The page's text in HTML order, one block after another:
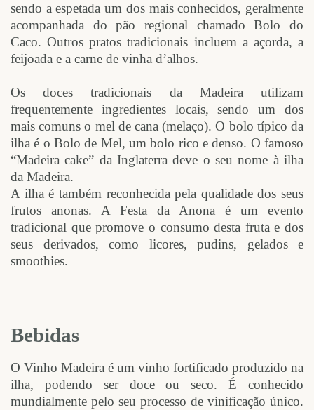
sendo a espetada um dos mais conhecidos, geralmente
acompanhada do pão regional chamado Bolo do
Caco. Outros pratos tradicionais incluem a açorda, a
feijoada e a carne de vinha d’alhos.
Os doces tradicionais da Madeira utilizam
frequentemente ingredientes locais, sendo um dos
mais comuns o mel de cana (melaço). O bolo típico da
ilha é o Bolo de Mel, um bolo rico e denso. O famoso
“Madeira cake” da Inglaterra deve o seu nome à ilha
da Madeira.
A ilha é também reconhecida pela qualidade dos seus
frutos anonas. A Festa da Anona é um evento
tradicional que promove o consumo desta fruta e dos
seus derivados, como licores, pudins, gelados e
smoothies.
Bebidas
O Vinho Madeira é um vinho fortificado produzido na
ilha, podendo ser doce ou seco. É conhecido
mundialmente pelo seu processo de vinificação único.